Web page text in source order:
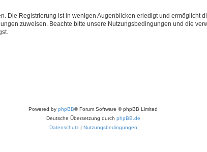
Die Registrierung ist in wenigen Augenblicken erledigt und ermöglicht
zuweisen. Beachte bitte unsere Nutzungsbedingungen und die
Powered by phpBB® Forum Software © phpBB Limited
Deutsche Übersetzung durch phpBB.de
Datenschutz| Nutzungsbedingungen